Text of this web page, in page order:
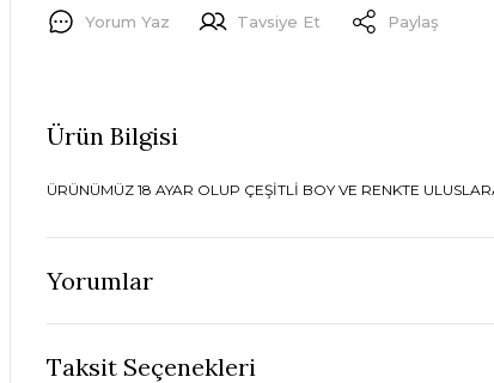
Yorum Yaz Tavsiye Et Paylaş
Ürün Bilgisi
ÜRÜNÜMÜZ 18 AYAR OLUP ÇEŞİTLİ BOY VE RENKTE
Yorumlar
Taksit Seçenekleri